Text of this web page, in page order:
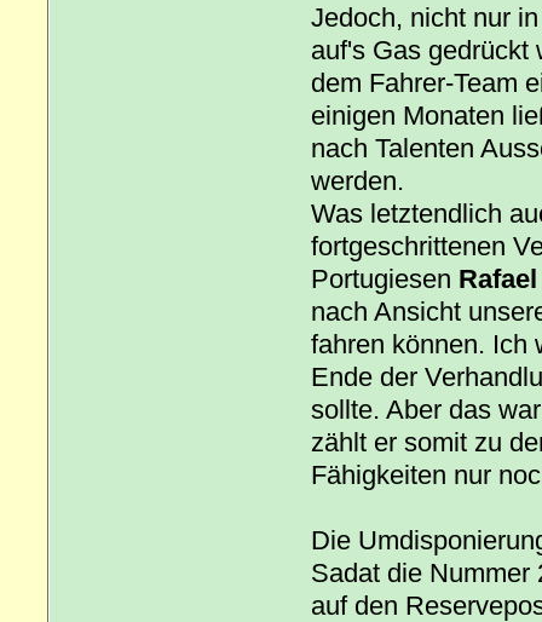
Jedoch, nicht nur
auf's Gas gedrückt
dem Fahrer-Team
einigen Monaten
nach Talenten
werden.
Was letztendlich
fortgeschrittenen
Portugiesen
nach Ansicht
fahren können. Ich
Ende der
sollte. Aber das
zählt er somit zu
Fähigkeiten nur
Die
Sadat die Nummer
auf den